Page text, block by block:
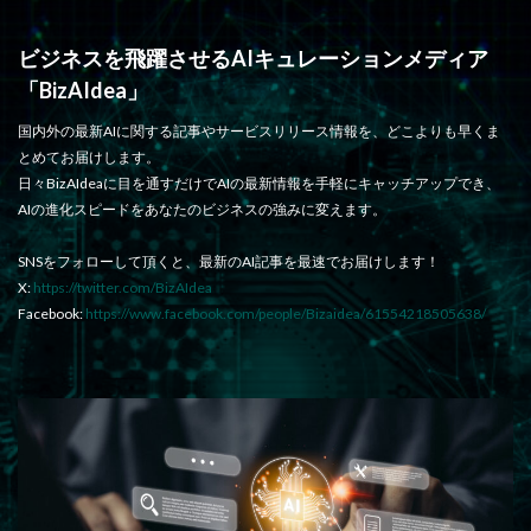
ビジネスを飛躍させるAIキュレーションメディア
「BizAIdea」
国内外の最新AIに関する記事やサービスリリース情報を、どこよりも早くま
とめてお届けします。
日々BizAIdeaに目を通すだけでAIの最新情報を手軽にキャッチアップでき、
AIの進化スピードをあなたのビジネスの強みに変えます。
SNSをフォローして頂くと、最新のAI記事を最速でお届けします！
X: https://twitter.com/BizAIdea
Facebook: https://www.facebook.com/people/Bizaidea/61554218505638/